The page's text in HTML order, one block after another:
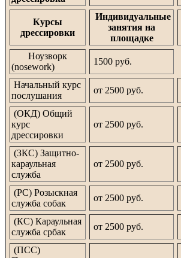
Курсы
дрессировки
Индивидуальные
занятия на
площадке
Ноузворк
(nosework)
1500 руб.
Начальный курс
послушания
от 2500 руб.
(ОКД) Общий
курс
дрессировки
от 2500 руб.
(ЗКС) Защитно-
караульная
служба
от 2500 руб.
(РС) Розыскная
служба собак
от 2500 руб.
(КС) Караульная
служба србак
от 2500 руб.
(ПСС)